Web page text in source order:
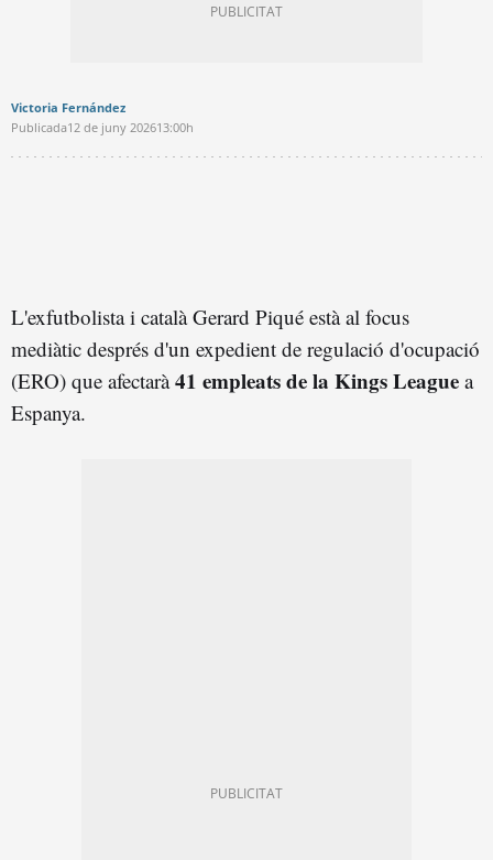
Victoria Fernández
Publicada12 de juny 202613:00h
L'exfutbolista i català Gerard Piqué està al focus
mediàtic després d'un expedient de regulació d'ocupació
(ERO) que afectarà41 empleats de la Kings League a
Espanya.